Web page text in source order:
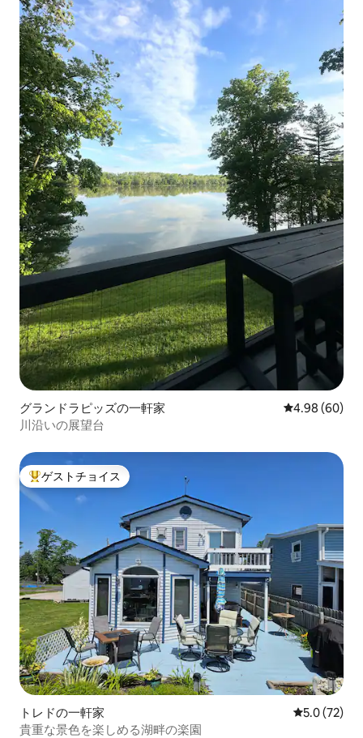
グランドラピッズの一軒家 レビュー60件
4.98 (60)
川沿いの展望台
大好評のゲストチョイスです。
ゲストチョイス
トレドの一軒家 レビュー72
5.0 (72)
貴重な景色を楽しめる湖畔の楽園